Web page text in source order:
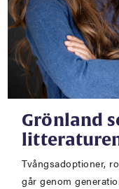
Grönland
Tvångsadoptioner,
går genom